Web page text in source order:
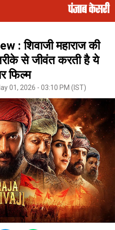
: शिवाजी महाराज की
से जीवंत करती है ये
फिल्म
01, 2026 - 03:10 PM (IST)